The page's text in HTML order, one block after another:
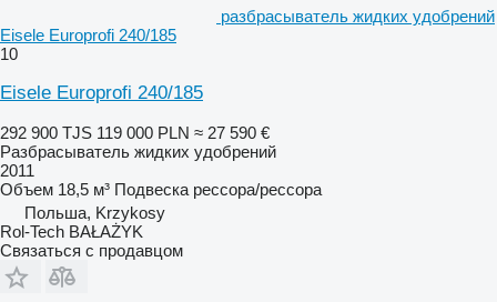
разбрасыватель жидких удобрений
Eisele Europrofi 240/185
10
Eisele Europrofi 240/185
292 900 TJS 119 000 PLN ≈ 27 590 €
Разбрасыватель жидких удобрений
2011
Объем 18,5 м³ Подвеска рессора/рессора
Польша, Krzykosy
Rol-Tech BAŁAŻYK
Связаться с продавцом